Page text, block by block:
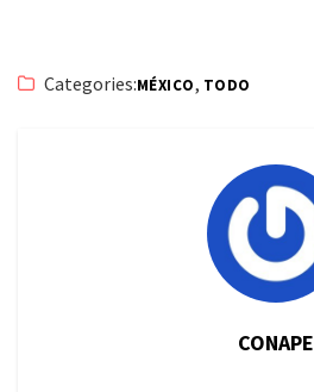
Categories:MÉXICO, TODO
CONAPE